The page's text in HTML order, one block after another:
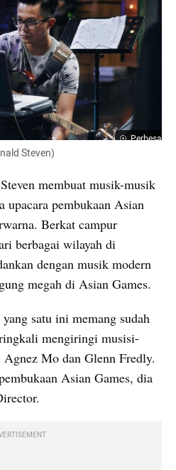
Perbesar
Steven)
membuat musik-musik
upacara pembukaan Asian
Berkat campur
berbagai wilayah di
dengan musik modern
megah di Asian Games.
satu ini memang sudah
mengiringi musisi-
Agnez Mo dan Glenn Fredly.
Asian Games, dia